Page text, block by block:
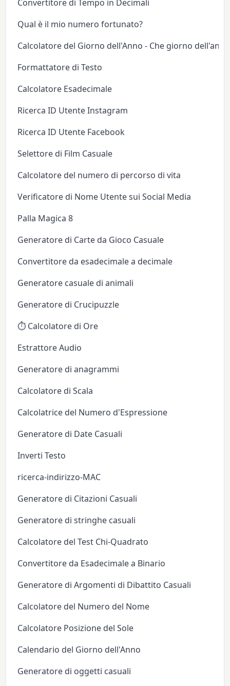
Convertitore di Tempo in Decimali
Qual è il mio numero fortunato?
Calcolatore del Giorno dell'Anno - Che giorno
Formattatore di Testo
Calcolatore Esadecimale
Ricerca ID Utente Instagram
Ricerca ID Utente Facebook
Selettore di Film Casuale
Calcolatore del numero di percorso di vita
Verificatore di Nome Utente sui Social Media
Palla Magica 8
Generatore di Carte da Gioco Casuale
Convertitore da esadecimale a decimale
Generatore casuale di animali
Generatore di Crucipuzzle
⏱️ Calcolatore di Ore
Estrattore Audio
Generatore di anagrammi
Calcolatore di Scala
Calcolatrice del Numero d'Espressione
Generatore di Date Casuali
Inverti Testo
ricerca-indirizzo-MAC
Generatore di Citazioni Casuali
Generatore di stringhe casuali
Calcolatore del Test Chi-Quadrato
Convertitore da Esadecimale a Binario
Generatore di Argomenti di Dibattito Casuali
Calcolatore del Numero del Nome
Calcolatore Posizione del Sole
Calendario del Giorno dell'Anno
Generatore di oggetti casuali